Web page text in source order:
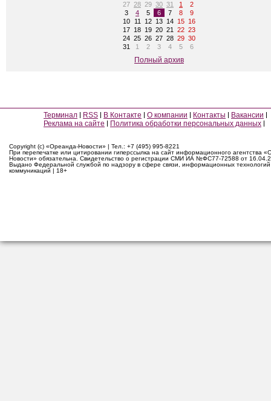
27 28 29 30 31 1
2
3
4 5 6 7 8
9
10
11 12 13 14 15 16
17 18 19 20 21 22 23
24 25 26 27 28 29 30
31
1 2 3 4 5 6
Полный архив
Терминал RSS В Контакте О компании Контакты
Вакансии
Реклама на сайте
Политика обработки персональных данных
Copyright (c) «Ореанда-Новости» | Тел.: +7 (495) 995-8221
При перепечатке или цитировании гиперссылка на сайт информационного агентства
Новости» обязательна. Свидетельство о регистрации СМИ ИА №ФС77-72588 от
Выдано Федеральной службой по надзору в сфере связи, информационных
коммуникаций | 18+